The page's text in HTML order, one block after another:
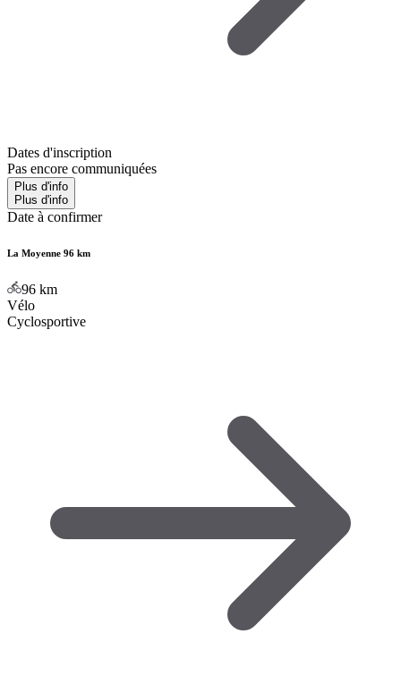
Dates d'inscription
Pas encore communiquées
Plus d'info
Plus d'info
Date à confirmer
La Moyenne 96 km
96 km
Vélo
Cyclosportive